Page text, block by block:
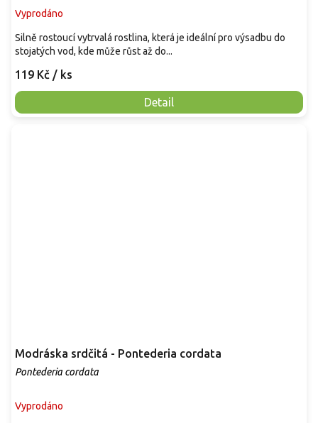
Vyprodáno
119 Kč / ks
Detail
Silně rostoucí vytrvalá rostlina, která je ideální pro výsadbu do
stojatých vod, kde může růst až do...
Modráska srdčitá - Pontederia cordata
Pontederia cordata
Vyprodáno